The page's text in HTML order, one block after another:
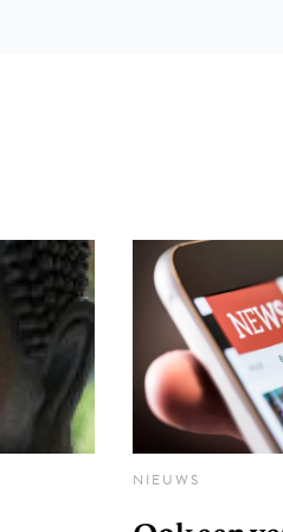
NIEUWS